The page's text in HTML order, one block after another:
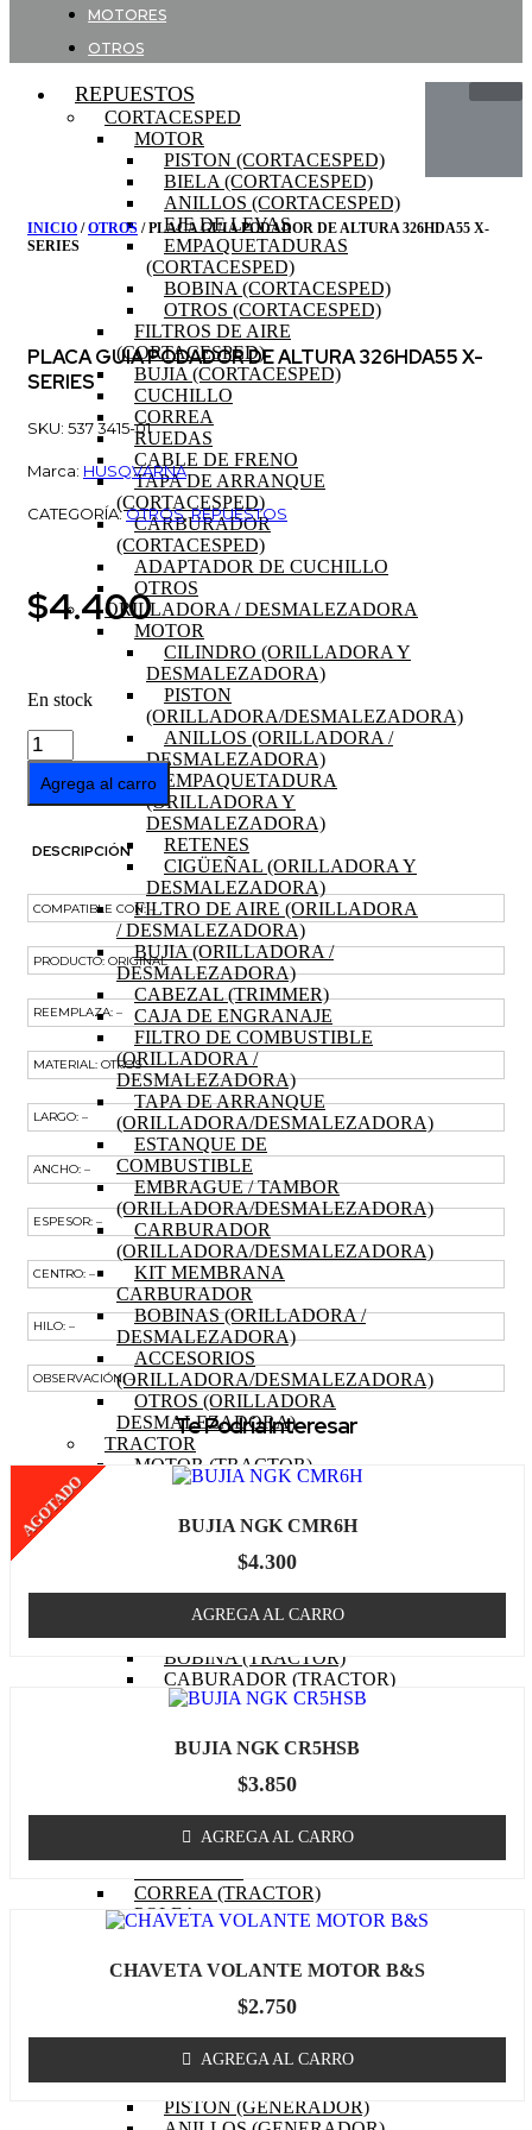
MOTORES
OTROS
REPUESTOS
CORTACESPED
MOTOR
PISTON (CORTACESPED)
BIELA (CORTACESPED)
ANILLOS (CORTACESPED)
EJE DE LEVAS
EMPAQUETADURAS
(CORTACESPED)
BOBINA (CORTACESPED)
OTROS (CORTACESPED)
FILTROS DE AIRE
(CORTACESPED)
BUJIA (CORTACESPED)
CUCHILLO
CORREA
RUEDAS
CABLE DE FRENO
TAPA DE ARRANQUE
(CORTACESPED)
CARBURADOR
(CORTACESPED)
ADAPTADOR DE CUCHILLO
OTROS
ORILLADORA / DESMALEZADORA
MOTOR
CILINDRO (ORILLADORA Y
DESMALEZADORA)
PISTON
(ORILLADORA/DESMALEZADORA)
ANILLOS (ORILLADORA /
DESMALEZADORA)
EMPAQUETADURA
(ORILLADORA Y
DESMALEZADORA)
RETENES
CIGÜEÑAL (ORILLADORA Y
DESMALEZADORA)
FILTRO DE AIRE (ORILLADORA
/ DESMALEZADORA)
BUJIA (ORILLADORA /
DESMALEZADORA)
CABEZAL (TRIMMER)
CAJA DE ENGRANAJE
FILTRO DE COMBUSTIBLE
(ORILLADORA /
DESMALEZADORA)
TAPA DE ARRANQUE
(ORILLADORA/DESMALEZADORA)
ESTANQUE DE
COMBUSTIBLE
EMBRAGUE / TAMBOR
(ORILLADORA/DESMALEZADORA)
CARBURADOR
(ORILLADORA/DESMALEZADORA)
KIT MEMBRANA
CARBURADOR
BOBINAS (ORILLADORA /
DESMALEZADORA)
ACCESORIOS
(ORILLADORA/DESMALEZADORA)
OTROS (ORILLADORA
DESMALEZADORA)
TRACTOR
MOTOR (TRACTOR)
PISTON (TRACTOR)
BIELA (TRACTOR)
MOTOR DE PARTIDA
(TRACTOR)
EJE DE LEVAS (TRACTOR)
EMPAQUETADURAS
(TRACTOR)
BOBINA (TRACTOR)
CABURADOR (TRACTOR)
OTROS (TRACTOR
FILTRO DE COMBUSTIBLE
FILTRO DE ACEITE
FILTRO DE AIRE (TRACTOR)
CORREA (TRACTOR)
POLEA
CHASIS
OTROS (TRACTOR)
MOTOR (GENERADOR)
CARBURADOR
(GENERADOR)
PISTON (GENERADOR)
INICIO /OTROS / PLACA GUIA PODADOR DE ALTURA 326HDA55 X-
SERIES
PLACA GUIA PODADOR DE ALTURA 326HDA55 X-
SERIES
SKU: 537 3415-01
Marca: HUSQVARNA
CATEGORÍA:OTROS,REPUESTOS
$4.400
En stock
PLACA
GUIA
PODADOR
DE
326HDA55
cantidad
Agrega al carro
DESCRIPCIÓN
COMPATIBLE CON: –
PRODUCTO: ORIGINAL
REEMPLAZA: –
MATERIAL: OTROS
LARGO: –
ANCHO: –
ESPESOR: –
CENTRO: –
HILO: –
OBSERVACIÓN: –
Te Podría Interesar
BUJIA NGK CMR6H
AGOTADO
$4.300
AGREGA AL CARRO
BUJIA NGK CR5HSB
$3.850
AGREGA AL CARRO
CHAVETA VOLANTE MOTOR B&S
$2.750
AGREGA AL CARRO